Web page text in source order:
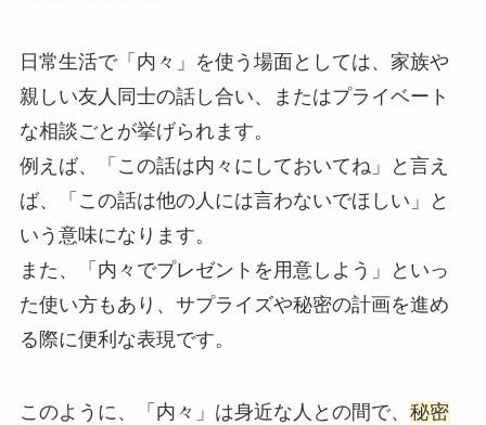
日常生活で「内々」を使う場面としては、家族や
親しい友人同士の話し合い、またはプライベート
な相談ごとが挙げられます。
例えば、「この話は内々にしておいてね」と言え
ば、「この話は他の人には言わないでほしい」と
いう意味になります。
また、「内々でプレゼントを用意しよう」といっ
た使い方もあり、サプライズや秘密の計画を進め
る際に便利な表現です。
このように、「内々」は身近な人との間で、 秘密